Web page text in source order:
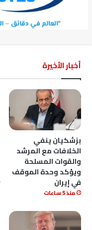
أخبار الأخيرة
بزشكيان ينفي
الخلافات مع المرشد
والقوات المسلحة
ويؤكد وحدة الموقف
في إيران
منذ 5 ساعات